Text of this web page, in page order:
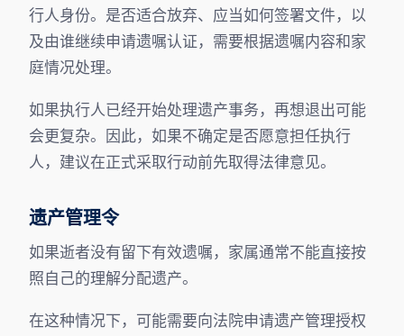
行人身份。是否适合放弃、应当如何签署文件，以
及由谁继续申请遗嘱认证，需要根据遗嘱内容和家
庭情况处理。
如果执行人已经开始处理遗产事务，再想退出可能
会更复杂。因此，如果不确定是否愿意担任执行
人，建议在正式采取行动前先取得法律意见。
遗产管理令
如果逝者没有留下有效遗嘱，家属通常不能直接按
照自己的理解分配遗产。
在这种情况下，可能需要向法院申请遗产管理授权